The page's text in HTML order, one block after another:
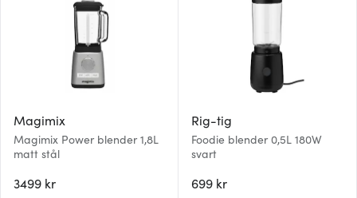
Magimix
Magimix Power blender 1,8L
matt stål
3499 kr
Rig-tig
Foodie blender 0,5L 180W
svart
699 kr